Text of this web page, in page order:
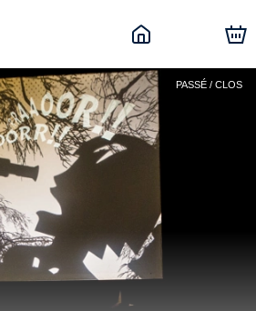
PASSÉ / CLOS